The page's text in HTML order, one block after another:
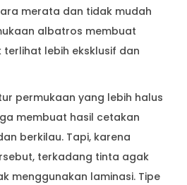
merata dan tidak mudah
albatros membuat
lebih eksklusif dan
permukaan yang lebih halus
membuat hasil cetakan
berkilau. Tapi, karena
terkadang tinta agak
menggunakan laminasi. Tipe